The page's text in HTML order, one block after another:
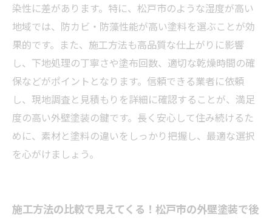
染性に差があります。特に、松戸市のような湿度が高い
地域では、防カビ・防藻性能が高い塗料を選ぶことが効
果的です。また、施工方法も高品質な仕上がりに影響
し、下地処理の丁寧さや塗布回数、適切な乾燥時間の確
保などがポイントとなります。信頼できる業者に依頼
し、現地調査と見積もりを詳細に確認することが、満足
度の高い外壁塗装の鍵です。長く安心して住み続けるた
めに、素材と塗料の違いをしっかり把握し、最適な選択
を心がけましょう。
施工方法の比較で見えてくる！松戸市の外壁塗装で後